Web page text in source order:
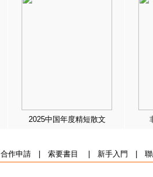
2025中国年度精短散文
合作申請| 索要書目 新手入門